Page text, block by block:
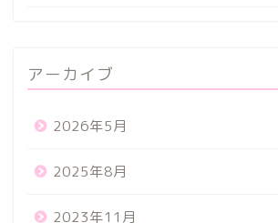
アーカイブ
2026年5月
2025年8月
2023年11月